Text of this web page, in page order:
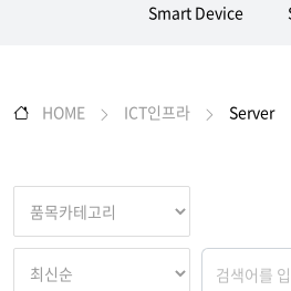
Smart Device
HOME ICT인프라 Server